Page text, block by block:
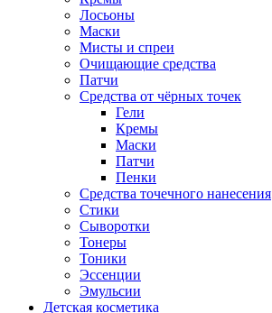
Лосьоны
Маски
Мисты и спреи
Очищающие средства
Патчи
Средства от чёрных точек
Гели
Кремы
Маски
Патчи
Пенки
Средства точечного нанесения
Стики
Сыворотки
Тонеры
Тоники
Эссенции
Эмульсии
Детская косметика